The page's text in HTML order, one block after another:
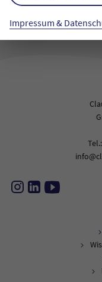
Impressum &